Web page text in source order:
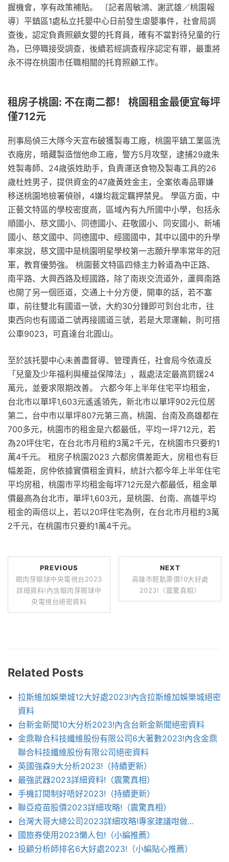
握機會，享有政策補貼。 〔記者周敏鴻、謝武雄／桃園報
導〕平鎮區1處私立托嬰中心日前發生虐嬰事件，社會局調
查後，認定負責照顧女嬰的托育員，確有不當對待兒童的行
為，已停職接受調查，後續若經調查程序認定有罪，最重將
永不得在桃園市任職相關的托育照顧工作。
租房子桃園: 不在南二都！ 桃園租金最便宜每坪
僅712元
刑事局偵三大隊今天宣布破獲製毒工廠，桃園平鎮工業區洗
衣廠房，暗藏製造愷他命工廠，警方5月攻堅，逮捕29歲朱
姓製毒師、24歲張姓助手，負責運送食物及製毒工具的26
歲杜姓男子，提供資金的47歲黃姓金主，全案依毒品罪嫌
移送桃園地檢署偵辦，4嫌均裁定羈押禁見。 學區方面，中
正藝文特區的學校密度高，區域內有九所國中小學，包括永
順國小、慈文國小、同德國小、莊敬國小、同安國小、新埔
國小、慈文國中、同德國中、經國國中，其中以國中的升學
率來說，慈文國中是桃園明星學校第一志願升學率常年的冠
軍，教育優勢強。 桃園藝文特區四條主力幹道為中正路、
南平路、大興西路及經國路，除了南崁交流道外，蘆興南路
也開了另一個匝道，交通上十分方便，開車的話，若不塞
車，前往雙北有國道一號，大約30分鐘即可到台北市，往
東西向也有國道二號再接國道三號，若是大眾運輸，則可搭
公車9023，可直達台北圓山。
至於該托嬰中心未善盡督導、管理責任，社會局今依違反
「兒童及少年福利與權益保障法」，裁處法定最高罰鍰24
萬元，並要求限期改善。 六都今年上半年住宅平均租金，
台北市以單坪1,603元遙遙領先，新北市以單坪902元位居
第二，台中市以單坪807元第三高，桃園、台南及高雄都在
700多元，桃園市的租金是六都最低，平均一坪712元，若
為20坪住宅，在台北市月租約3萬2千元，在桃園市只要約1
萬4千元。 租房子桃園2023 六都房價差距大，房租也有巨
幅差距，房仲依據實價租金資料，統計六都今年上半年住宅
平均房租，桃園市平均租金每坪712元是六都最低，租金單
價最高為台北市，單坪1,603元，是桃園、台南、高雄平均
租金的兩倍以上，若以20坪住宅為例，在台北市月租約3萬
2千元，在桃園市只要約1萬4千元。
PREVIOUS
眼肉芽眼球中央電視台2023
詳細資料!內含眼肉芽眼球中
央電視台絕密資料
NEXT
高雄市輕軌票價10大好處
2023!（震驚真相）
Related Posts
拉斯維加娛樂城12大好處2023!內含拉斯維加娛樂城絕密
資料
台新金新聞10大分析2023!內含台新金新聞絕密資料
金鼎聯合科技纖維股份有限公司6大著數2023!內含金鼎
聯合科技纖維股份有限公司絕密資料
英國強森9大分析2023!（持續更新）
最強武器2023詳細資料!（震驚真相）
手機訂閱制好唔好2023!（持續更新）
聯亞疫苗股價2023詳細攻略!（震驚真相）
台灣大哥大總公司2023詳細攻略!專家建議咁做...
國旅券使用2023懶人包!（小編推薦）
投顧分析師排名6大好處2023!（小編貼心推薦）